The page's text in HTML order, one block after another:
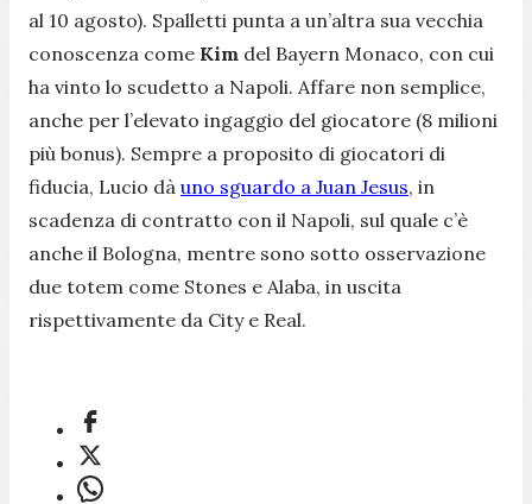
al 10 agosto). Spalletti punta a un’altra sua vecchia
conoscenza come Kim del Bayern Monaco, con cui
ha vinto lo scudetto a Napoli. Affare non semplice,
anche per l’elevato ingaggio del giocatore (8 milioni
più bonus). Sempre a proposito di giocatori di
fiducia, Lucio dà uno sguardo a Juan Jesus, in
scadenza di contratto con il Napoli, sul quale c’è
anche il Bologna, mentre sono sotto osservazione
due totem come Stones e Alaba, in uscita
rispettivamente da City e Real.